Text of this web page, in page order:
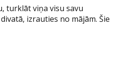
turklāt viņa visu savu
izrauties no mājām. Šie